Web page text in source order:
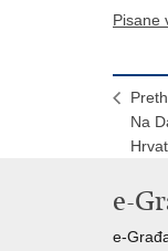
Pisane
Na
e-
e-